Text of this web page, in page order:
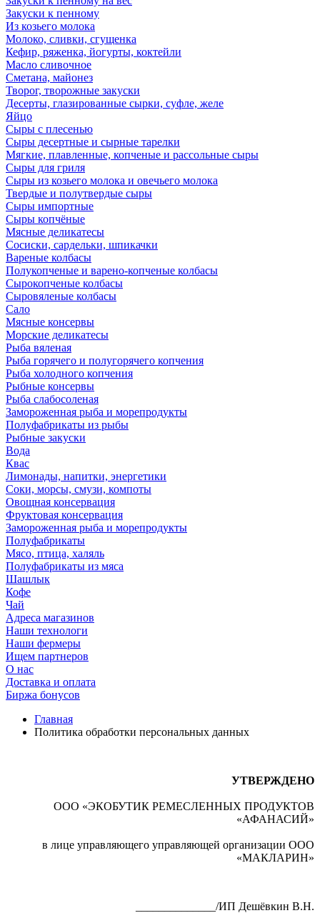
Закуски к пенному
Из козьего молока
Молоко, сливки, сгущенка
Кефир, ряженка, йогурты, коктейли
Масло сливочное
Сметана, майонез
Творог, творожные закуски
Десерты, глазированные сырки, суфле, желе
Яйцо
Сыры с плесенью
Сыры десертные и сырные тарелки
Мягкие, плавленные, копченые и рассольные сыры
Сыры для гриля
Сыры из козьего молока и овечьего молока
Твердые и полутвердые сыры
Сыры импортные
Сыры копчёные
Мясные деликатесы
Сосиски, сардельки, шпикачки
Вареные колбасы
Полукопченые и варено-копченые колбасы
Сырокопченые колбасы
Сыровяленые колбасы
Сало
Мясные консервы
Морские деликатесы
Рыба вяленая
Рыба горячего и полугорячего копчения
Рыба холодного копчения
Рыбные консервы
Рыба слабосоленая
Замороженная рыба и морепродукты
Полуфабрикаты из рыбы
Рыбные закуски
Вода
Квас
Лимонады, напитки, энергетики
Соки, морсы, смузи, компоты
Овощная консервация
Фруктовая консервация
Замороженная рыба и морепродукты
Полуфабрикаты
Мясо, птица, халяль
Полуфабрикаты из мяса
Шашлык
Кофе
Чай
Адреса магазинов
Наши технологи
Наши фермеры
Ищем партнеров
О нас
Доставка и оплата
Биржа бонусов
Главная
Политика обработки персональных данных
УТВЕРЖДЕНО
ООО «ЭКОБУТИК РЕМЕСЛЕННЫХ ПРОДУКТОВ
«АФАНАСИЙ»
в лице управляющего управляющей организации ООО
«МАКЛАРИН»
______________/ИП Дешёвкин В.Н.